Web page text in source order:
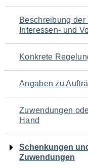
für
den
Seiteninhalt
Beschreibung
Interessen- und
Konkrete
Angaben zu
Zuwendungen
Hand
Schenkungen
Zuwendungen